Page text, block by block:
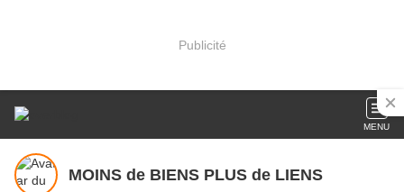
Publicité
MENU
MOINS de BIENS PLUS de LIENS